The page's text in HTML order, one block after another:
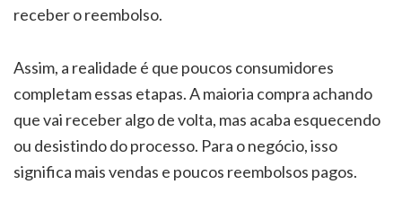
receber o reembolso.
Assim, a realidade é que poucos consumidores
completam essas etapas. A maioria compra achando
que vai receber algo de volta, mas acaba esquecendo
ou desistindo do processo. Para o negócio, isso
significa mais vendas e poucos reembolsos pagos.